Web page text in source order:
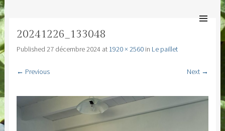
CONTENT
20241226_133048
Published 27 décembre 2024at 1920 × 2560in Le paillet
← Previous Next →